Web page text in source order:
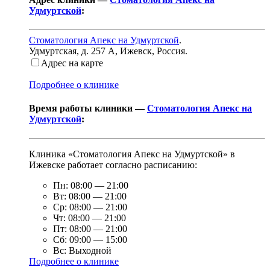
Удмуртской:
Стоматология Апекс на Удмуртской.
Удмуртская, д. 257 А, Ижевск, Россия.
Адрес на карте
Подробнее о клинике
Время работы клиники —Стоматология Апекс на
Удмуртской:
Клиника «Стоматология Апекс на Удмуртской» в
Ижевске работает согласно расписанию:
Пн: 08:00 — 21:00
Вт: 08:00 — 21:00
Ср: 08:00 — 21:00
Чт: 08:00 — 21:00
Пт: 08:00 — 21:00
Сб: 09:00 — 15:00
Вс: Выходной
Подробнее о клинике